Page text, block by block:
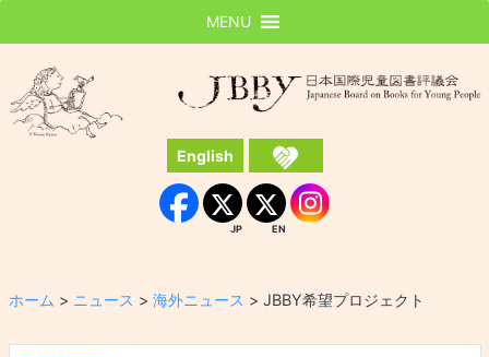
JBBY
English
Facebook
JP
JP
EN
EN Instagram
MENU
ホーム > ニュース > 海外ニュース > JBBY希望プロジェクト